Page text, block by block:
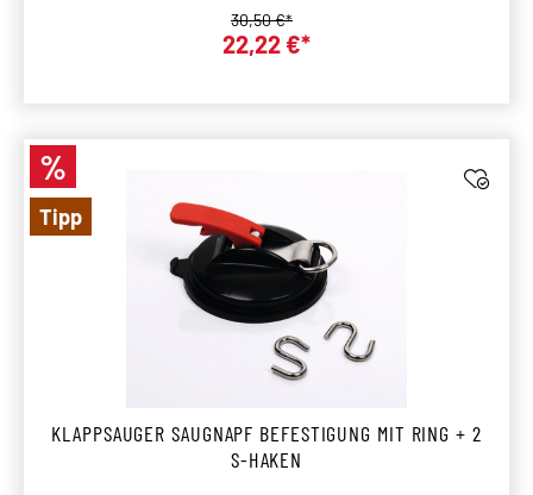
Verkaufspreis:
22,22 €*
Regulärer Preis:
30,50 €*
Rabatt
%
Tipp
KLAPPSAUGER SAUGNAPF BEFESTIGUNG MIT RING + 2
S-HAKEN